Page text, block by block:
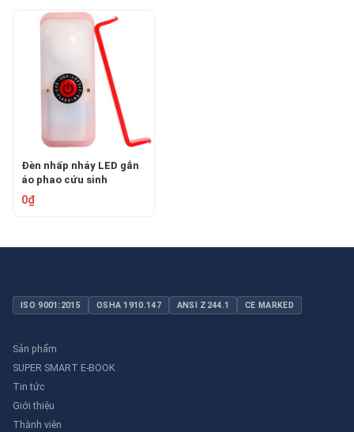
Đèn nhấp nháy LED gắn
áo phao cứu sinh
LONAKO LNK-SL3W
0₫
ISO 9001:2015 OSHA 1910.147 ANSI Z244.1 CE MARKED
Sản phẩm
SUPER SMART E-BOOK
Tin tức
Giới thiệu
Thành viên